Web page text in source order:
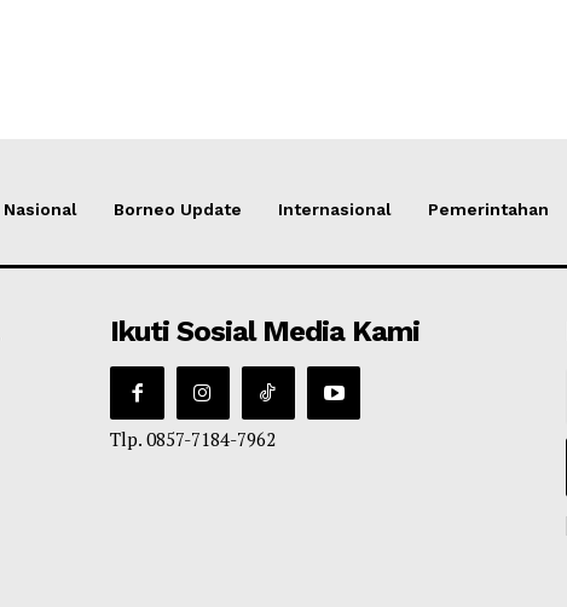
Nasional Borneo Update Internasional Pemerintahan
Ikuti Sosial Media Kami
Tlp. 0857-7184-7962